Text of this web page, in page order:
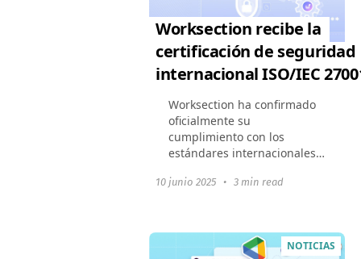
Worksection recibe la
certificación de seguridad
internacional ISO/IEC
Worksection ha confirmado
oficialmente su
cumplimiento con los
estándares internacionales
información; hemos
significa que todos
nuestros...
10 junio 2025 • 3 min read
NOTICIAS